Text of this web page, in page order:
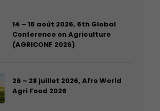
14 – 16 août 2026, 6th Global
Conference on Agriculture
(AGRICONF 2026)
26 – 28 juillet 2026, Afro World
Agri Food 2026